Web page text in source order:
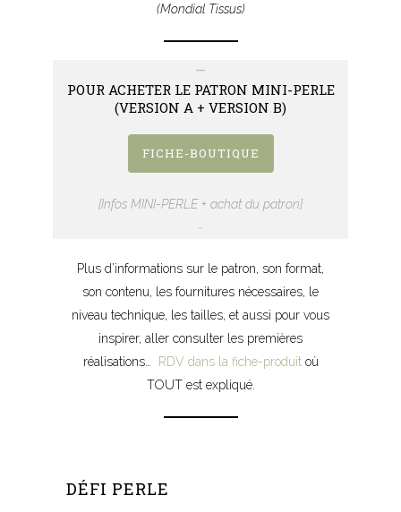
(Mondial Tissus)
–
POUR ACHETER LE PATRON MINI-PERLE
(VERSION A + VERSION B)
FICHE-BOUTIQUE
[Infos MINI-PERLE + achat du patron]
–
Plus d’informations sur le patron, son format,
son contenu, les fournitures nécessaires, le
niveau technique, les tailles, et aussi pour vous
inspirer, aller consulter les premières
réalisations…
RDV dans la fiche-produitoù
TOUT est expliqué.
DÉFI PERLE